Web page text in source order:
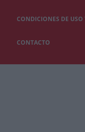
CONDICIONES DE
CONTACTO